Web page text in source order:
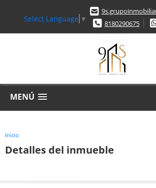
Select Language ▼
8180290675
MENÚ
Inicio
Detalles del inmueble